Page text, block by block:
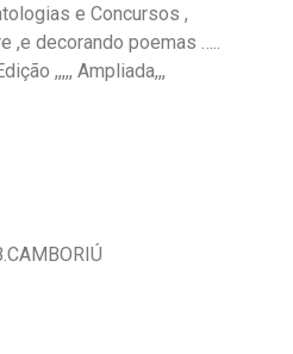
e Concursos ,
,e decorando poemas …..
,,,,, Ampliada,,,